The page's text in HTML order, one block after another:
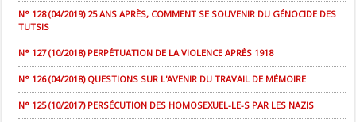
N° 128 (04/2019) 25 ANS APRÈS, COMMENT SE SOUVENIR DU GÉNOCIDE DES
TUTSIS
N° 127 (10/2018) PERPÉTUATION DE LA VIOLENCE APRÈS 1918
N° 126 (04/2018) QUESTIONS SUR L'AVENIR DU TRAVAIL DE MÉMOIRE
N° 125 (10/2017) PERSÉCUTION DES HOMOSEXUEL-LE-S PAR LES NAZIS